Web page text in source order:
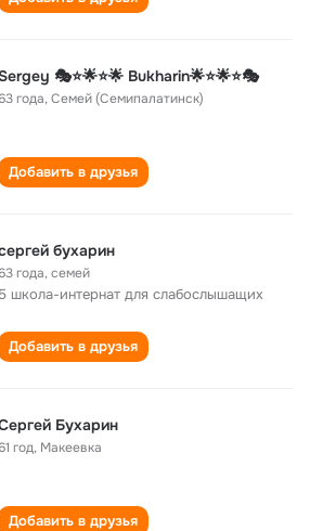
🎭⭐🌟⭐🌟 Bukharin🌟⭐🌟⭐🎭
года,Семей (Семипалатинск)
Добавить в друзья
бухарин
года,семей
5 школа-интернат для слабослышащих
Добавить в друзья
Бухарин
год, Макеевка
Добавить в друзья